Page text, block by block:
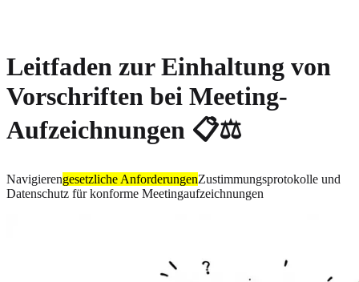
Leitfaden zur Einhaltung von
Vorschriften bei Meeting-
Aufzeichnungen 📋⚖️
Navigierengesetzliche AnforderungenZustimmungsprotokolle und
Datenschutz für konforme Meetingaufzeichnungen